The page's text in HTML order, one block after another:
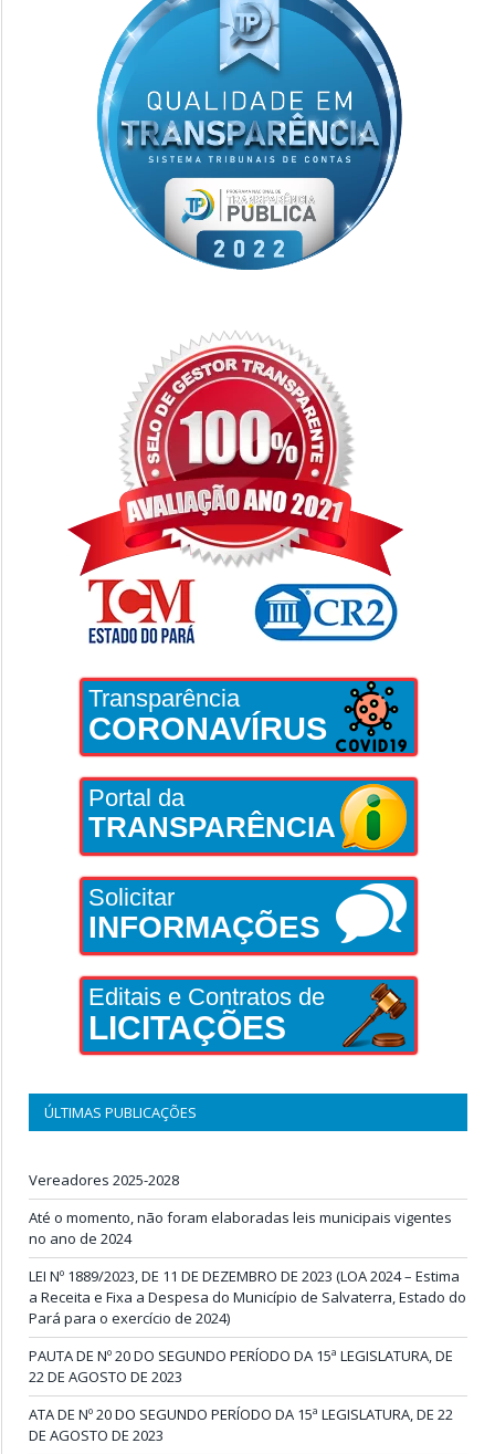
Transparência
CORONAVÍRUS
Portal da
TRANSPARÊNCIA
Solicitar
INFORMAÇÕES
Editais e Contratos de
LICITAÇÕES
ÚLTIMAS PUBLICAÇÕES
Vereadores 2025-2028
Até o momento, não foram elaboradas leis municipais vigentes
no ano de 2024
LEI Nº 1889/2023, DE 11 DE DEZEMBRO DE 2023 (LOA 2024 – Estima
a Receita e Fixa a Despesa do Município de Salvaterra, Estado do
Pará para o exercício de 2024)
PAUTA DE Nº 20 DO SEGUNDO PERÍODO DA 15ª LEGISLATURA, DE
22 DE AGOSTO DE 2023
ATA DE Nº 20 DO SEGUNDO PERÍODO DA 15ª LEGISLATURA, DE 22
DE AGOSTO DE 2023